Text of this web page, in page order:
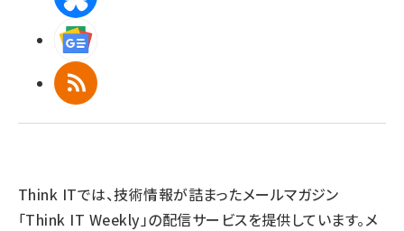
RSS
Think ITでは、技術情報が詰まったメールマガジン
「Think IT Weekly」の配信サービスを提供しています。メ